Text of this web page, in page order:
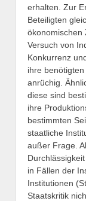
erhalten. Zur
Beteiligten
ökonomischen
Versuch von
Konkurrenz
ihre
anrüchig.
diese sind
ihre
bestimmten
staatliche
außer Frage.
in Fällen der
Institutionen
Staatskritik